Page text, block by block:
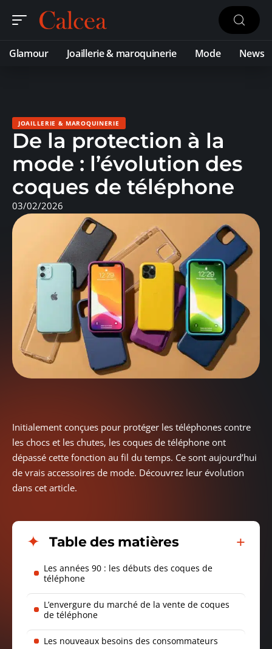
Glamour Joaillerie & maroquinerie Mode News
JOAILLERIE & MAROQUINERIE
De la protection à la
mode : l’évolution des
coques de téléphone
03/02/2026
Initialement conçues pour protéger les téléphones contre
les chocs et les chutes, les coques de téléphone ont
dépassé cette fonction au fil du temps. Ce sont aujourd’hui
de vrais accessoires de mode. Découvrez leur évolution
dans cet article.
Table des matières
Les années 90 : les débuts des coques de
téléphone
L’envergure du marché de la vente de coques
de téléphone
Les nouveaux besoins des consommateurs